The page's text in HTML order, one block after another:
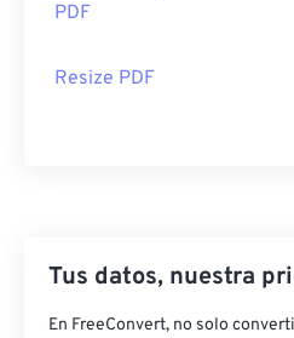
PDF
Resize PDF
Tus datos, nuestra
En FreeConvert, no solo